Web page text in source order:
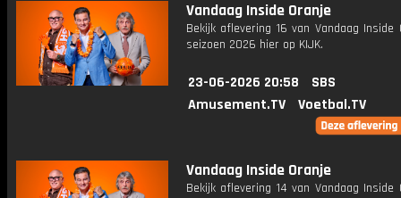
Vandaag Inside Oranje
Bekijk aflevering 16 van Vandaag Inside
seizoen 2026 hier op KIJK.
23-06-2026 20:58
SBS
Amusement.TV
Voetbal.TV
Vandaag Inside Oranje
Bekijk aflevering 14 van Vandaag Inside